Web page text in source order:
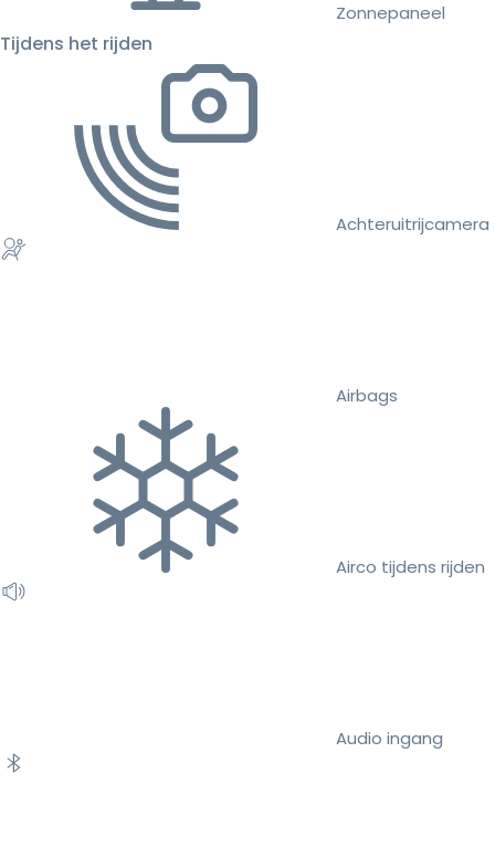
Zonnepaneel
Tijdens het rijden
Achteruitrijcamera
Airbags
Airco tijdens rijden
Audio ingang